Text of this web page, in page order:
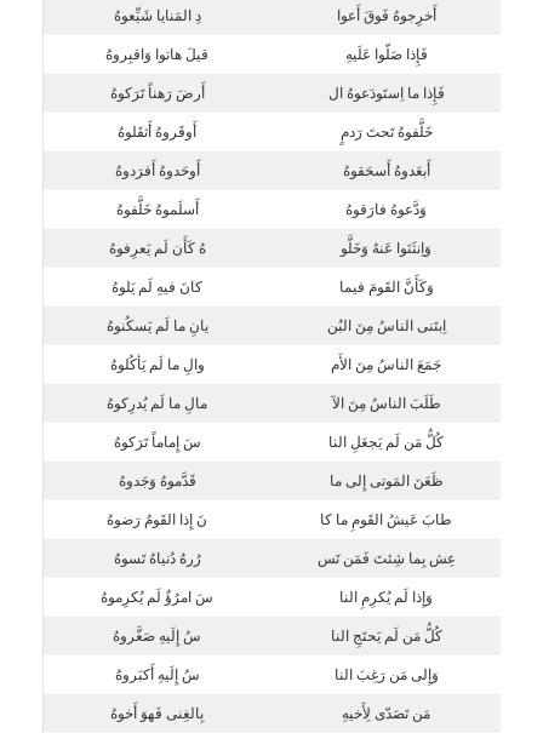
أَخرِجوهُ فَوقَ أَعوا دِ المَنايا شَيِّعوهُ
فَإِذا صَلّوا عَلَيهِ قيلَ هاتوا وَاقبِروهُ
فَإِذا ما اِستَودَعوهُ ال أَرضَ رَهناً تَرَكوهُ
خَلَّفوهُ تَحتَ رَدمٍ أَوقَروهُ أَثقَلوهُ
أَبعَدوهُ أَسحَقوهُ أَوحَدوهُ أَفرَدوهُ
وَدَّعوهُ فارَقوهُ أَسلَموهُ خَلَّفوهُ
وَاِنثَنَوا عَنهُ وَخَلَّو هُ كَأَن لَم يَعرِفوهُ
وَكَأَنَّ القَومَ فيما كانَ فيهِ لَم يَلوهُ
اِبتَنى الناسُ مِنَ البُن يانِ ما لَم يَسكُنوهُ
جَمَعَ الناسُ مِنَ الأَم والِ ما لَم يَأكُلوهُ
طَلَبَ الناسُ مِنَ الآ مالِ ما لَم يُدرِكوهُ
كُلُّ مَن لَم يَجعَلِ النا سَ إِماماً تَرَكوهُ
ظَعَنَ المَوتى إِلى ما قَدَّموهُ وَجَدوهُ
طابَ عَيشُ القَومِ ما كا نَ إِذا القَومُ رَضوهُ
عِش بِما شِئتَ فَمَن تَس رُرهُ دُنياهُ تَسوهُ
وَإِذا لَم يُكرِمِ النا سَ امرُؤٌ لَم يُكرِموهُ
كُلُّ مَن لَم يَحتَجِ النا سُ إِلَيهِ صَغَّروهُ
وَإِلى مَن رَغِبَ النا سُ إِلَيهِ أَكبَروهُ
مَن تَصَدّى لِأَخيهِ بِالغِنى فَهوَ أَخوهُ